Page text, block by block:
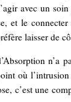
avec un
et le
laisser de
n’a
où
c’est une